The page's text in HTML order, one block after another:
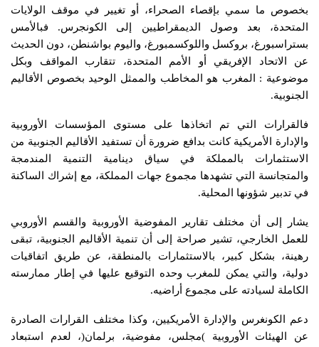
بخصوص ما سمي بإقصاء الصحراء، أو تغيير في موقف الولايات
المتحدة، بعد وصول الديمقراطيين إلى الكونجرس. فبالأمس
بستراسبورغ، بروكسل واللوكسمبورغ، واليوم بواشنطن، دون الحديث
عن الاتحاد الإفريقي أو الأمم المتحدة، تتقارب المواقف وبكل
موضوعية : المغرب هو المخاطب والممثل الوحيد بخصوص الأقاليم
الجنوبية.
فالقرارات التي تم اتخاذها على مستوى المؤسسات الأوروبية
والإدارة الأمريكية كانت بدافع ضرورة أن تستفيد الأقاليم الجنوبية من
الاستثمارات بالمملكة في سياق دينامية التنمية المندمجة
والمتجانسة التي تشهدها مجموع جهات المملكة، مع إشراك الساكنة
في تدبير شؤونها المحلية.
يشار إلى أن مختلف تقارير المفوضية الأوروبية والقسم الأوروبي
للعمل الخارجي، تشير صراحة إلى أن تنمية الأقاليم الجنوبية، تبقى
رهينة، بشكل كبير، بالاستثمارات بالمنطقة، عن طريق اتفاقيات
دولية، والتي يمكن للمغرب وحده التوقيع عليها في إطار ممارسته
الكاملة لسيادته على مجموع أراضيه.
دعم الكونغرس والإدارة الأمريكيين، وكذا مختلف القرارات الصادرة
عن الهيئات الأوروبية )مجلس، مفوضية، برلمان(، لعدم استبعاد